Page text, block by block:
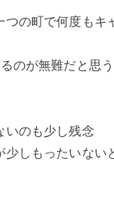
の町で何度もキ
のが無難だと思う
いのも少し残念
しもったいない